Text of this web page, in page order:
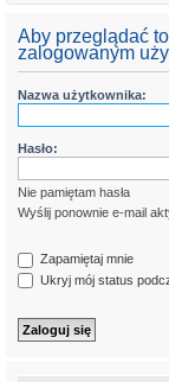
Aby przeglądać
zalogowanym
Nazwa użytkownika:
Hasło:
Nie pamiętam hasła
Wyślij ponownie e-mail
Zapamiętaj mnie
Ukryj mój status